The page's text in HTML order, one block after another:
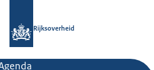
Rijksoverheid